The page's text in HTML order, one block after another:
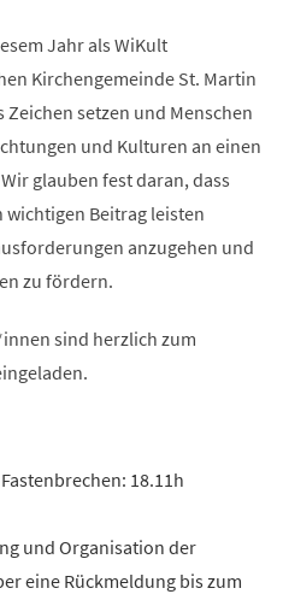
Jahr als WiKult
Kirchengemeinde St. Martin
setzen und Menschen
und Kulturen an einen
glauben fest daran, dass
Beitrag leisten
anzugehen und
zu fördern.
sind herzlich zum
18.11h
und Organisation der
eine Rückmeldung bis zum